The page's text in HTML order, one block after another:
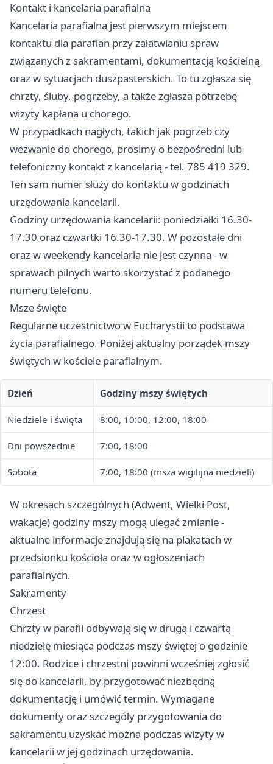
Kontakt i kancelaria parafialna
Kancelaria parafialna jest pierwszym miejscem
kontaktu dla parafian przy załatwianiu spraw
związanych z sakramentami, dokumentacją kościelną
oraz w sytuacjach duszpasterskich. To tu zgłasza się
chrzty, śluby, pogrzeby, a także zgłasza potrzebę
wizyty kapłana u chorego.
W przypadkach nagłych, takich jak pogrzeb czy
wezwanie do chorego, prosimy o bezpośredni lub
telefoniczny kontakt z kancelarią - tel. 785 419 329.
Ten sam numer służy do kontaktu w godzinach
urzędowania kancelarii.
Godziny urzędowania kancelarii: poniedziałki 16.30-
17.30 oraz czwartki 16.30-17.30. W pozostałe dni
oraz w weekendy kancelaria nie jest czynna - w
sprawach pilnych warto skorzystać z podanego
numeru telefonu.
Msze święte
Regularne uczestnictwo w Eucharystii to podstawa
życia parafialnego. Poniżej aktualny porządek mszy
świętych w kościele parafialnym.
Dzień Godziny mszy świętych
Niedziele i święta 8:00, 10:00, 12:00, 18:00
Dni powszednie 7:00, 18:00
Sobota 7:00, 18:00 (msza wigilijna niedzieli)
W okresach szczególnych (Adwent, Wielki Post,
wakacje) godziny mszy mogą ulegać zmianie -
aktualne informacje znajdują się na plakatach w
przedsionku kościoła oraz w ogłoszeniach
parafialnych.
Sakramenty
Chrzest
Chrzty w parafii odbywają się w drugą i czwartą
niedzielę miesiąca podczas mszy świętej o godzinie
12:00. Rodzice i chrzestni powinni wcześniej zgłosić
się do kancelarii, by przygotować niezbędną
dokumentację i umówić termin. Wymagane
dokumenty oraz szczegóły przygotowania do
sakramentu uzyskać można podczas wizyty w
kancelarii w jej godzinach urzędowania.